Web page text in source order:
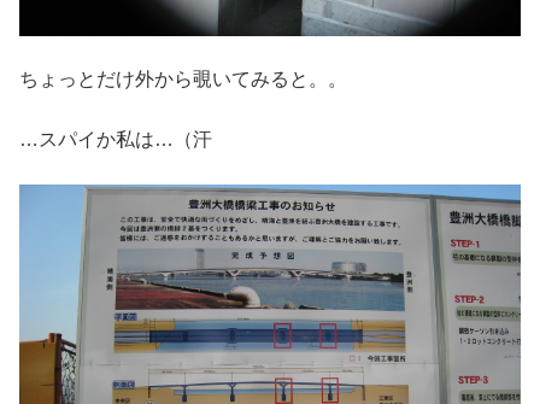
ちょっとだけ外から覗いてみると。。
…スパイか私は…（汗